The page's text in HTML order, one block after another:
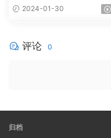
2024-01-30
评论 0
归档